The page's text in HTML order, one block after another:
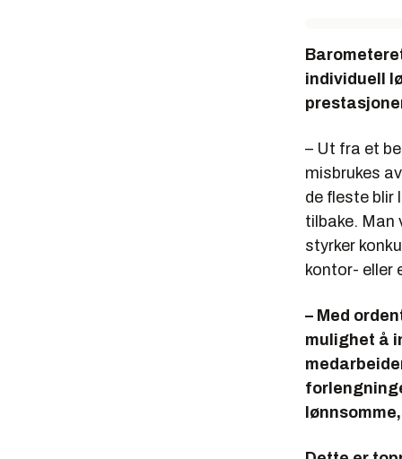
individuell
– Ut fra et
misbrukes
de fleste blir
tilbake. Man
styrker
kontor- eller
– Med
mulighet å